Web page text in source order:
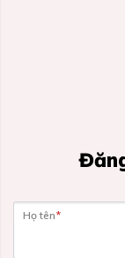
Họ tên*